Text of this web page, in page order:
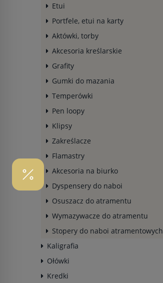
Etui
Portfele, etui na karty
Aktówki, torby
Akcesoria kreślarskie
Grafity
Gumki do mazania
Temperówki
Pen loopy
Klipsy
Zakreślacze
Flamastry
Akcesoria na biurko
Dyspensery do naboi
Osuszacz do atramentu
Wymazywacze do atramentu
Stopery do naboi atramentowych
Kaligrafia
Ołówki
Kredki